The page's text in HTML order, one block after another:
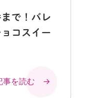
で！バレ
コスイー
事を読む →